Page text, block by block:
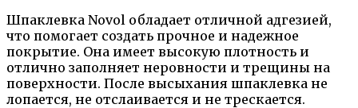
Шпаклевка Novol обладает отличной адгезией,
что помогает создать прочное и надежное
покрытие. Она имеет высокую плотность и
отлично заполняет неровности и трещины на
поверхности. После высыхания шпаклевка не
лопается, не отслаивается и не трескается.